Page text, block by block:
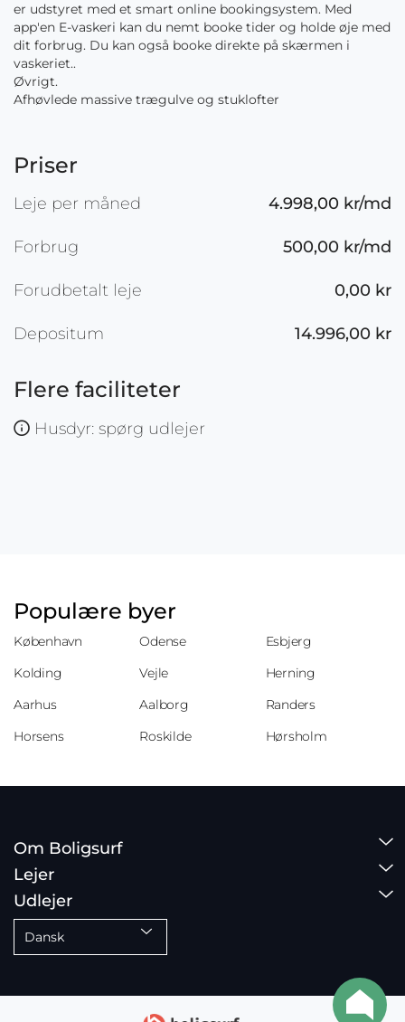
er udstyret med et smart online bookingsystem. Med
app'en E-vaskeri kan du nemt booke tider og holde øje med
dit forbrug. Du kan også booke direkte på skærmen i
vaskeriet..
Øvrigt.
Afhøvlede massive trægulve og stuklofter
Priser
Leje per måned 4.998,00 kr/md
Forbrug 500,00 kr/md
Forudbetalt leje 0,00 kr
Depositum 14.996,00 kr
Flere faciliteter
Husdyr: spørg udlejer
Populære byer
København Odense
Esbjerg
Kolding
Vejle
Herning
Aarhus
Aalborg
Randers
Horsens
Roskilde Hørsholm
Om Boligsurf
Lejer
Udlejer